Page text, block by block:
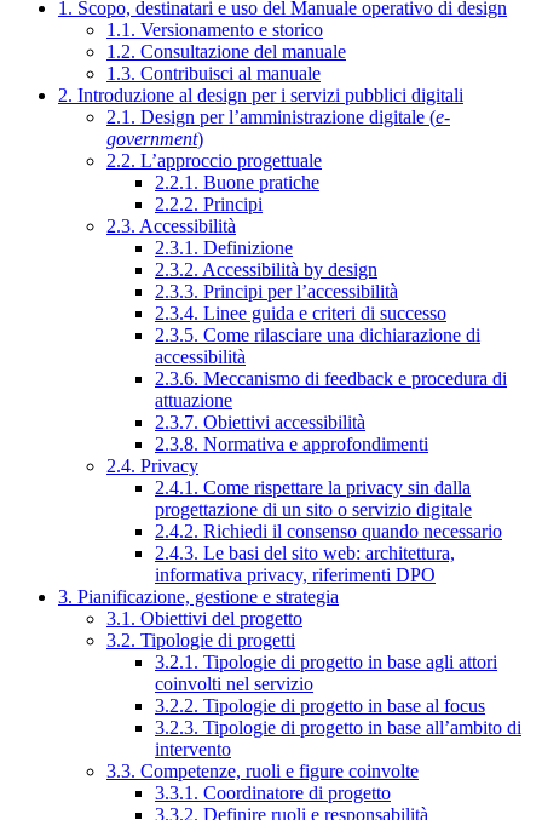
1. Scopo, destinatari e uso del Manuale operativo di design
1.1. Versionamento e storico
1.2. Consultazione del manuale
1.3. Contribuisci al manuale
2. Introduzione al design per i servizi pubblici digitali
2.1. Design per l’amministrazione digitale (e-
government)
2.2. L’approccio progettuale
2.2.1. Buone pratiche
2.2.2. Principi
2.3. Accessibilità
2.3.1. Definizione
2.3.2. Accessibilità by design
2.3.3. Principi per l’accessibilità
2.3.4. Linee guida e criteri di successo
2.3.5. Come rilasciare una dichiarazione di
accessibilità
2.3.6. Meccanismo di feedback e procedura di
attuazione
2.3.7. Obiettivi accessibilità
2.3.8. Normativa e approfondimenti
2.4. Privacy
2.4.1. Come rispettare la privacy sin dalla
progettazione di un sito o servizio digitale
2.4.2. Richiedi il consenso quando necessario
2.4.3. Le basi del sito web: architettura,
informativa privacy, riferimenti DPO
3. Pianificazione, gestione e strategia
3.1. Obiettivi del progetto
3.2. Tipologie di progetti
3.2.1. Tipologie di progetto in base agli attori
coinvolti nel servizio
3.2.2. Tipologie di progetto in base al focus
3.2.3. Tipologie di progetto in base all’ambito di
intervento
3.3. Competenze, ruoli e figure coinvolte
3.3.1. Coordinatore di progetto
3.3.2. Definire ruoli e responsabilità